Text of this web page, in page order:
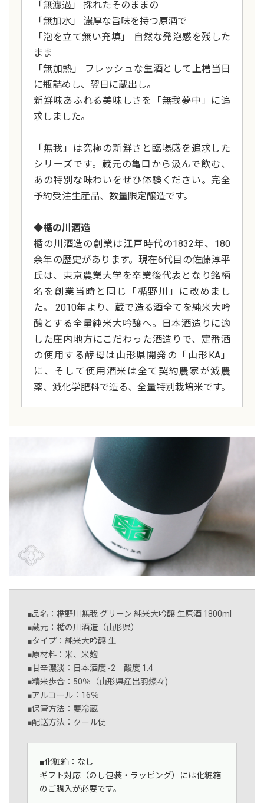
「無濾過」 採れたそのままの
「無加水」 濃厚な旨味を持つ原酒で
「泡を立て無い充填」 自然な発泡感を残した
まま
「無加熱」 フレッシュな生酒として上槽当日
に瓶詰めし、翌日に蔵出し。
新鮮味あふれる美味しさを「無我夢中」に追
求しました。
「無我」は究極の新鮮さと臨場感を追求した
シリーズです。蔵元の亀口から汲んで飲む、
あの特別な味わいをぜひ体験ください。完全
予約受注生産品、数量限定醸造です。
◆楯の川酒造
楯の川酒造の創業は江戸時代の1832年、180
余年の歴史があります。現在6代目の佐藤淳平
氏は、東京農業大学を卒業後代表となり銘柄
名を創業当時と同じ「楯野川」に改めまし
た。 2010年より、蔵で造る酒全てを純米大吟
醸とする全量純米大吟醸へ。日本酒造りに適
した庄内地方にこだわった酒造りで、定番酒
の使用する酵母は山形県開発の「山形KA」
に、そして使用酒米は全て契約農家が減農
薬、減化学肥料で造る、全量特別栽培米です。
■品名：楯野川無我 グリーン 純米大吟醸 生原酒 1800ml
■蔵元：楯の川酒造（山形県）
■タイプ：純米大吟醸 生
■原材料：米、米麹
■甘辛濃淡：日本酒度 -2 酸度 1.4
■精米歩合：50％（山形県産出羽燦々)
■アルコール：16％
■保管方法：要冷蔵
■配送方法：クール便
■化粧箱：なし
ギフト対応（のし包装・ラッピング）には化粧箱
のご購入が必要です。